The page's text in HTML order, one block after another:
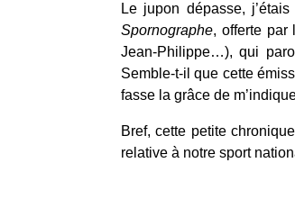
Le jupon dépasse,
Spornographe, offerte par
Jean-Philippe…), qui
Semble-t-il que cette
fasse la grâce de
Bref, cette petite
relative à notre sport